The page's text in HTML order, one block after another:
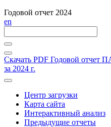
Годовой отчет 2024
en
Скачать PDF Годовой отчет
за 2024 г.
Центр загрузки
Карта сайта
Интерактивный анализ
Предыдущие отчеты